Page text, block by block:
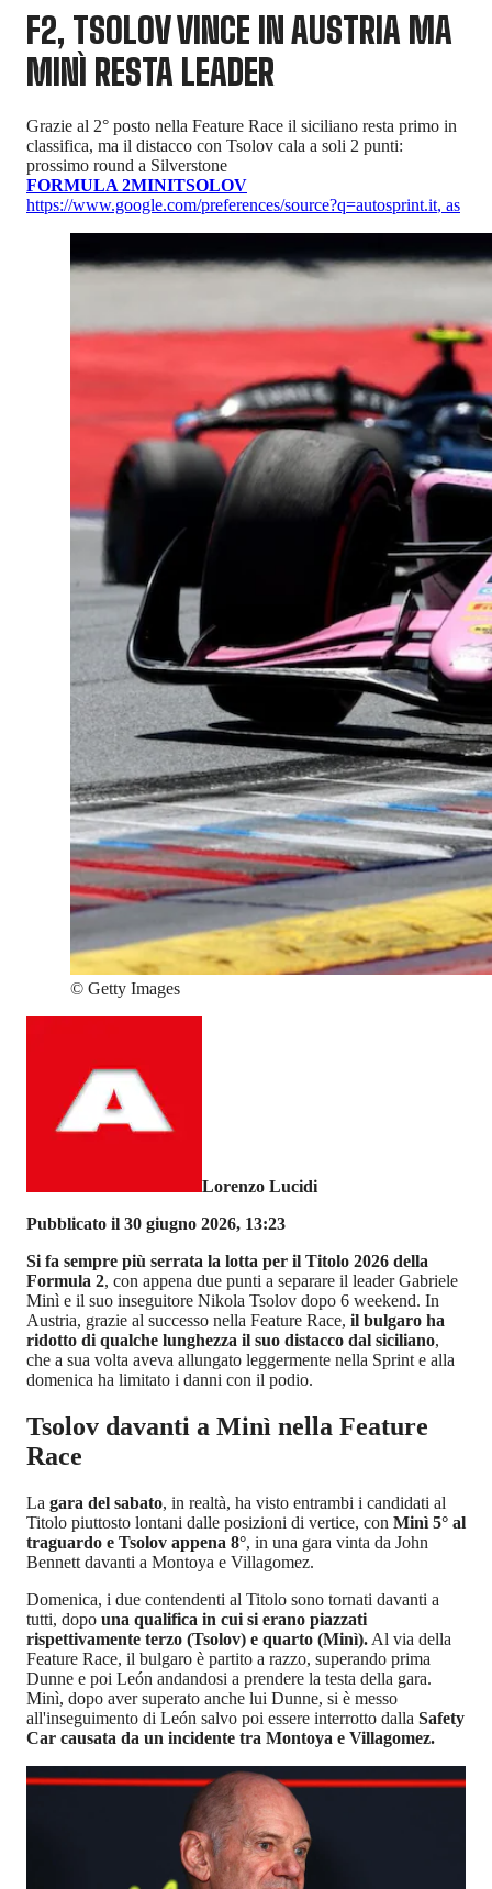
F2, TSOLOV VINCE IN AUSTRIA MA
MINÌ RESTA LEADER
Grazie al 2° posto nella Feature Race il siciliano resta primo in
classifica, ma il distacco con Tsolov cala a soli 2 punti:
prossimo round a Silverstone
FORMULA 2MINITSOLOV
https://www.google.com/preferences/source?q=autosprint.it, as
© Getty Images
Lorenzo Lucidi
Pubblicato il 30 giugno 2026, 13:23
Si fa sempre più serrata la lotta per il Titolo 2026 della
Formula 2, con appena due punti a separare il leader Gabriele
Minì e il suo inseguitore Nikola Tsolov dopo 6 weekend. In
Austria, grazie al successo nella Feature Race, il bulgaro ha
ridotto di qualche lunghezza il suo distacco dal siciliano,
che a sua volta aveva allungato leggermente nella Sprint e alla
domenica ha limitato i danni con il podio.
Tsolov davanti a Minì nella Feature
Race
La gara del sabato, in realtà, ha visto entrambi i candidati al
Titolo piuttosto lontani dalle posizioni di vertice, con Minì 5° al
traguardo e Tsolov appena 8°, in una gara vinta da John
Bennett davanti a Montoya e Villagomez.
Domenica, i due contendenti al Titolo sono tornati davanti a
tutti, dopo una qualifica in cui si erano piazzati
rispettivamente terzo (Tsolov) e quarto (Minì). Al via della
Feature Race, il bulgaro è partito a razzo, superando prima
Dunne e poi León andandosi a prendere la testa della gara.
Minì, dopo aver superato anche lui Dunne, si è messo
all'inseguimento di León salvo poi essere interrotto dalla Safety
Car causata da un incidente tra Montoya e Villagomez.